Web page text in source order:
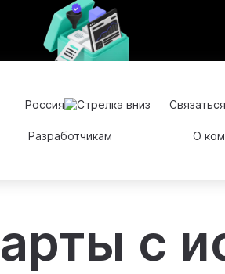
Россия
Разработчикам О
с